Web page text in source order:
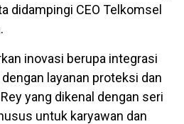
didampingi CEO Telkomsel
inovasi berupa integrasi
layanan proteksi dan
yang dikenal dengan seri
untuk karyawan dan